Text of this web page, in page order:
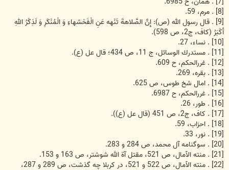
[8] . مرم، 59.
[9] . قال رسول الله (ص): إِنَّ الصَّلاهةَ تَنْهه عَنِ الْفَحْشهاءِ وَ الْمُنْكَرِ وَ لَذِكْرُ اللهِ
أَكْبَرُ (كاف، ج2، ص 598).
[10] . نساء، 27.
[11] . مستدرك الوسائل، ج 11، ص 434؛ قال عل (ع).
[12] . غررالحكم، ح 609.
[13] . بقره، 269.
[14] . امال شخ طوس، ص 625.
[15] . غررالحكم، ح 6987.
[16] . طور، 26.
[17] . كاف، ج2، ص 451 (قال عل (ع)).
[18] . احزاب، 59.
[19] . نور، 33.
[20] . سوگنامه آل محمد، ص 284 و 283.
[21] . منته الآمال، ص 521، مقتل آة الله شوشتر، ص 163 و 153.
[22] . منته الآمال، ص 522 و 521، در كربلا چه گذشت، ص 289 و 287،